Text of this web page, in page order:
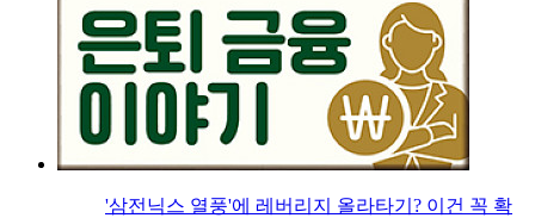
'삼전닉스 열풍'에 레버리지 올라타기? 이건 꼭 확